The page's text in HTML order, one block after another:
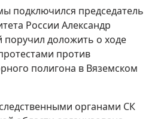
подключился председатель
России Александр
поручил доложить о ходе
против
полигона в Вяземском
органами СК